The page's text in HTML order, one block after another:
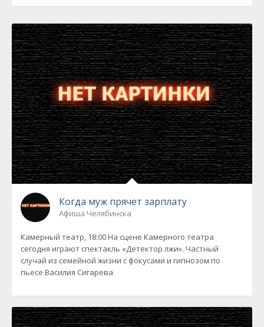
Когда муж прячет зарплату
Афиша Челябинска
Камерный театр, 18:00 На сцене Камерного театра
сегодня играют спектакль «Детектор лжи». Частный
случай из семейной жизни с фокусами и гипнозом по
пьесе Василия Сигарева